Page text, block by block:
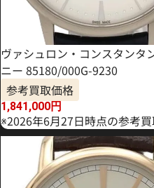
ヴァシュロン・コンスタンタ
ニー 85180/000G-9230
参考買取価格
1,841,000円
※2026年6月27日時点の参考